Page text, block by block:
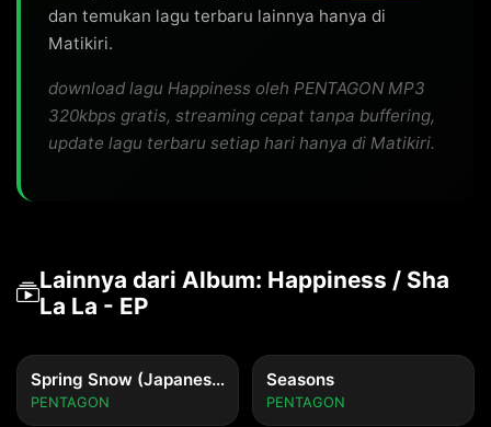
dan temukan lagu terbaru lainnya hanya di
Matikiri.
download lagu Happiness oleh PENTAGON MP3
320kbps gratis, streaming cepat tanpa buffering,
update lagu terbaru setiap hari hanya di Matikiri.
Lainnya dari Album: Happiness / Sha
La La - EP
Spring Snow (Japanese Ver)
PENTAGON
Seasons
PENTAGON